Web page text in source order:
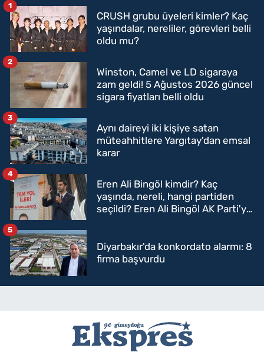
CRUSH grubu üyeleri kimler? Kaç
yaşındalar, nereliler, görevleri belli
oldu mu?
1
Winston, Camel ve LD sigaraya
zam geldi! 5 Ağustos 2026 güncel
sigara fiyatları belli oldu
2
Aynı daireyi iki kişiye satan
müteahhitlere Yargıtay'dan emsal
karar
3
Eren Ali Bingöl kimdir? Kaç
yaşında, nereli, hangi partiden
seçildi? Eren Ali Bingöl AK Parti'ye
4
Diyarbakır'da konkordato alarmı: 8
firma başvurdu
5